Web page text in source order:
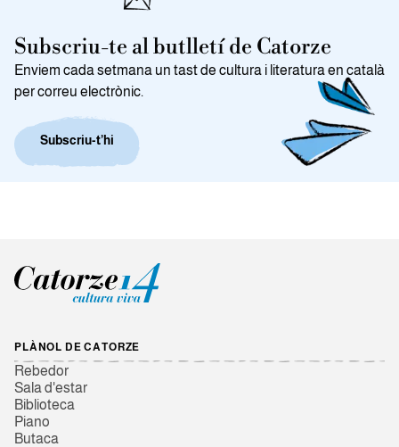
Subscriu-te al butlletí de Catorze
Enviem cada setmana un tast de cultura i literatura en català
per correu electrònic.
Subscriu-t’hi
PLÀNOL DE CATORZE
Rebedor
Sala d'estar
Biblioteca
Piano
Butaca